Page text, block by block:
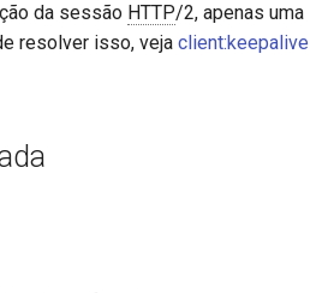
da sessão HTTP/2, apenas uma
resolver isso, veja client:keepalive